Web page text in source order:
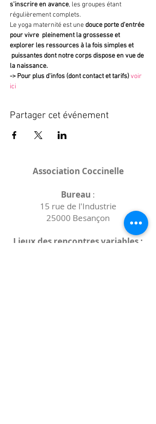
s'inscrire en avance, les groupes étant
régulièrement complets.
Le yoga maternité est une douce porte d'entrée
pour vivre  pleinement la grossesse et
explorer les ressources à la fois simples et
puissantes dont notre corps dispose en vue de
la naissance.
-> Pour plus d'infos (dont contact et tarifs)voir
ici
Partager cet événement
Association Coccinelle
Bureau :
15 rue de l'Industrie
25000 Besançon
Lieux des rencontres variables :